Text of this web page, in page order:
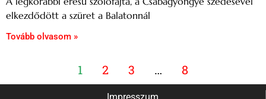
elkezdődött a szüret a Balatonnál
Tovább olvasom »
1 2 3 … 8